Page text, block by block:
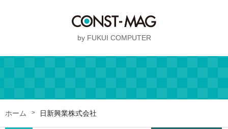
by FUKUI COMPUTER
ホーム 日新興業株式会社